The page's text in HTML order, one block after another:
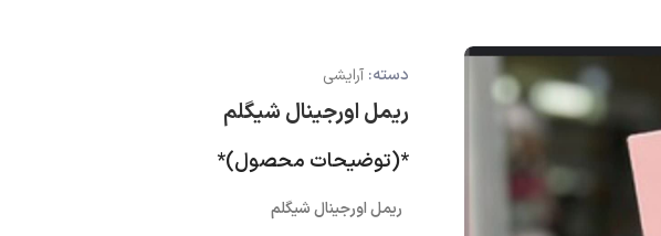
دسته: آرایشی
ریمل اورجینال شیگلم
*(توضیحات محصول)*
ریمل اورجینال شیگلم